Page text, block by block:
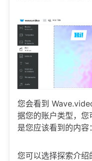
您会看到
据您的账户类型，
是您应该看到的内容
您可以选择探索介